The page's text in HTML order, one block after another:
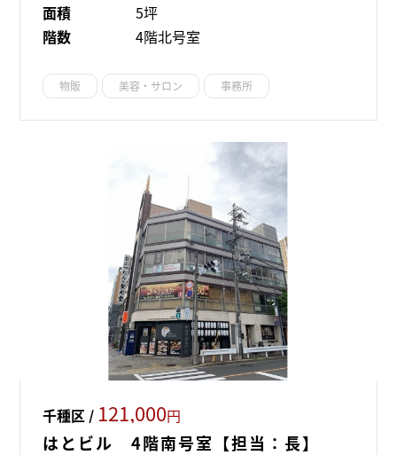
面積
5坪
階数
4階北号室
物販 美容・サロン 事務所
千種区 / 121,000円
はとビル 4階南号室【担当：長】